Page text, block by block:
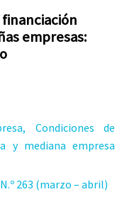
financiación
empresas:
Condiciones de
y mediana empresa
263 (marzo – abril)